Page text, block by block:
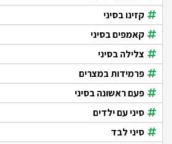
קזינו בסיני
קאמפים בסיני
צלילה בסיני
פרמידות במצרים
פעם ראשונה בסיני
סיני עם ילדים
סיני לבד